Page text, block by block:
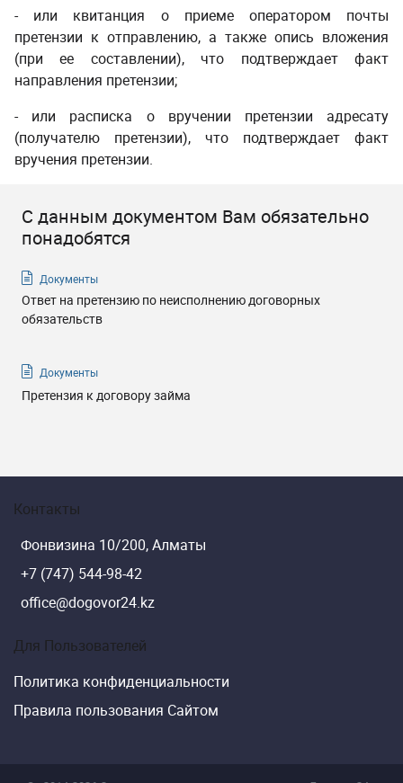
- или квитанция о приеме оператором почты
претензии к отправлению, а также опись вложения
(при ее составлении), что подтверждает факт
направления претензии;
- или расписка о вручении претензии адресату
(получателю претензии), что подтверждает факт
вручения претензии.
С данным документом Вам обязательно
понадобятся
Документы
Ответ на претензию по неисполнению договорных
обязательств
Документы
Претензия к договору займа
Контакты
Фонвизина 10/200, Алматы
+7 (747) 544-98-42
office@dogovor24.kz
Для Пользователей
Политика конфиденциальности
Правила пользования Сайтом